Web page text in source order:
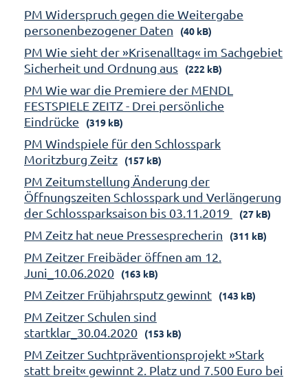
PM Widerspruch gegen die Weitergabe
personenbezogener Daten
(40 kB)
PM Wie sieht der »Krisenalltag« im Sachgebiet
Sicherheit und Ordnung aus
(222 kB)
PM Wie war die Premiere der MENDL
FESTSPIELE ZEITZ - Drei persönliche
Eindrücke
(319 kB)
PM Windspiele für den Schlosspark
Moritzburg Zeitz
(157 kB)
PM Zeitumstellung Änderung der
Öffnungszeiten Schlosspark und Verlängerung
der Schlossparksaison bis 03.11.2019
(27 kB)
PM Zeitz hat neue Pressesprecherin (311 kB)
PM Zeitzer Freibäder öffnen am 12.
Juni_10.06.2020
(163 kB)
PM Zeitzer Frühjahrsputz gewinnt (143 kB)
PM Zeitzer Schulen sind
startklar_30.04.2020
(153 kB)
PM Zeitzer Suchtpräventionsprojekt »Stark
statt breit« gewinnt 2. Platz und 7.500 Euro bei